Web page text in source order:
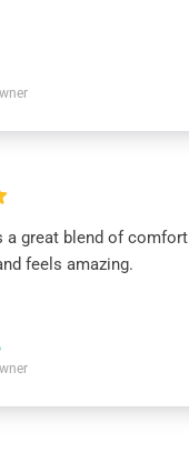
a great blend of
feels amazing.